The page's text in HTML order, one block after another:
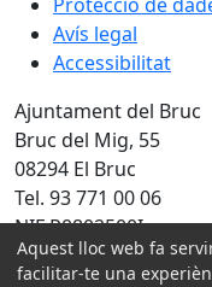
Avís legal
Accessibilitat
Ajuntament del Bruc
Bruc del Mig, 55
08294 El Bruc
Tel. 93 771 00 06
NIF P0802500I
Amb la col·laboració
Aquest lloc web fa
facilitar-te una